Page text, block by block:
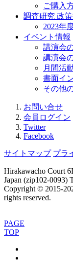
ご購入
調査研究 政
2023年
イベント情報
講演会
講演会
月間活
書面イ
その他
お問い合せ
会員ログイン
Twitter
Facebook
サイトマップ プラ
Hirakawacho Court
Japan (zip102-
Copyright © 2015-
rights reserved.
PAGE
TOP